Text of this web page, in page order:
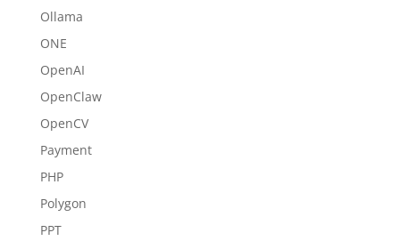
Ollama
ONE
OpenAI
OpenClaw
OpenCV
Payment
PHP
Polygon
PPT